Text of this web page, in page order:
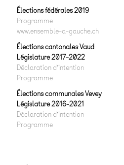
Élections fédérales 2019
Programme
www.ensemble-a-gauche.ch
Élections cantonales Vaud
Législature 2017-2022
Déclaration d’intention
Programme
Élections communales Vevey
Législature 2016-2021
Déclaration d’intention
Programme